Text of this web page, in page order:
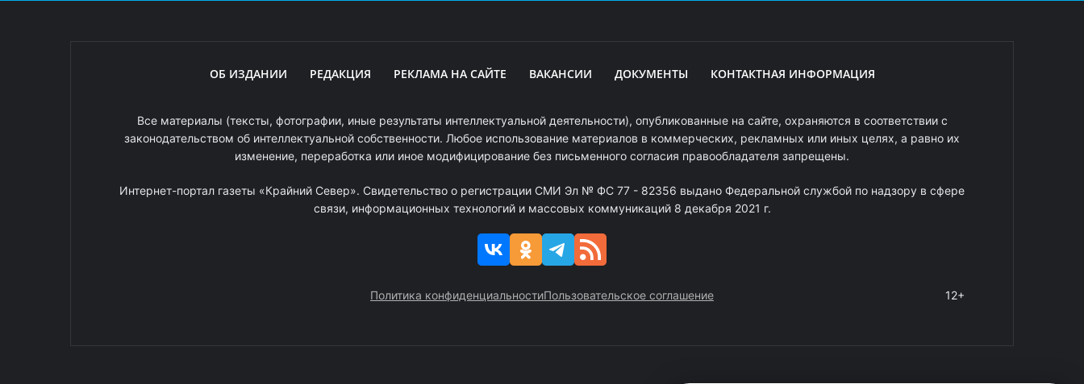
ОБ ИЗДАНИИ РЕДАКЦИЯ РЕКЛАМА НА САЙТЕ ВАКАНСИИ ДОКУМЕНТЫ КОНТАКТНАЯ ИНФОРМАЦИЯ
Все материалы (тексты, фотографии, иные результаты интеллектуальной деятельности), опубликованные на сайте, охраняются в соответствии с
законодательством об интеллектуальной собственности. Любое использование материалов в коммерческих, рекламных или иных целях, а равно их
изменение, переработка или иное модифицирование без письменного согласия правообладателя запрещены.
Интернет-портал газеты «Крайний Север». Свидетельство о регистрации СМИ Эл № ФС 77 - 82356 выдано Федеральной службой по надзору в сфере
связи, информационных технологий и массовых коммуникаций 8 декабря 2021 г.
Политика конфиденциальностиПользовательское соглашение 12+